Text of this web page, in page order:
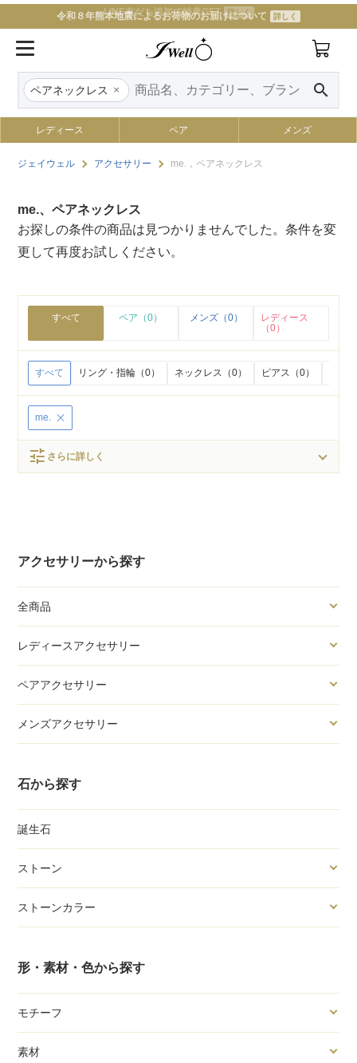
LINE友だち追加で特典GET 詳しく
令和８年熊本地震によるお荷物のお届けについて 詳しく
ペアネックレス × search
レディース ペア メンズ
ジェイウェル アクセサリー me.，ペアネックレス
アクセサリーから探す
全商品
レディースアクセサリー
ペアアクセサリー
メンズアクセサリー
石から探す
誕生石
ストーン
ストーンカラー
形・素材・色から探す
モチーフ
素材
me.、ペアネックレス
お探しの条件の商品は見つかりませんでした。条件を変
更して再度お試しください。
すべて ペア（0） メンズ（0）
レディース
（0）
すべて リング・指輪（0） ネックレス（0） ピアス（0）
me.
tune さらに詳しく